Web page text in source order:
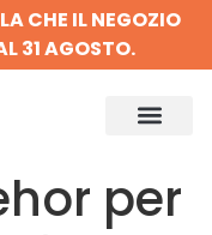
CHE IL NEGOZIO
31 AGOSTO.
per